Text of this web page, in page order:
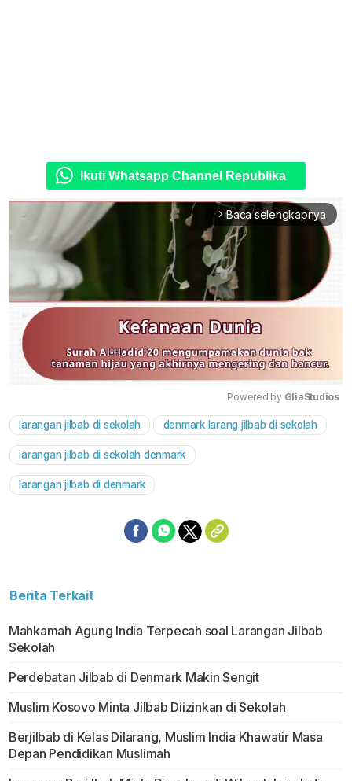
Ikuti Whatsapp Channel Republika
arrow_forward_ios Baca selengkapnya
Mute
Powered by GliaStudios
larangan jilbab di sekolah denmark larang jilbab di sekolah
larangan jilbab di sekolah denmark
larangan jilbab di denmark
Berita Terkait
Mahkamah Agung India Terpecah soal Larangan Jilbab
Sekolah
Perdebatan Jilbab di Denmark Makin Sengit
Muslim Kosovo Minta Jilbab Diizinkan di Sekolah
Berjilbab di Kelas Dilarang, Muslim India Khawatir Masa
Depan Pendidikan Muslimah